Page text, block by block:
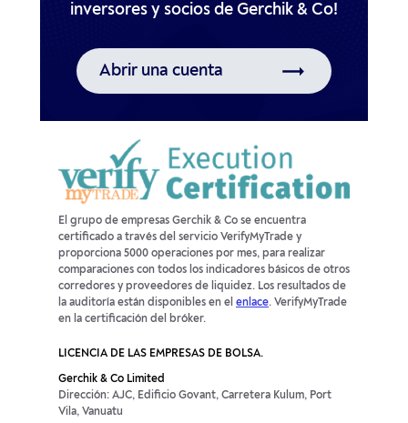
Abrir una cuenta
El grupo de empresas Gerchik & Co se encuentra
certificado a través del servicio VerifyMyTrade y
proporciona 5000 operaciones por mes, para realizar
comparaciones con todos los indicadores básicos de otros
corredores y proveedores de liquidez. Los resultados de
la auditoría están disponibles en el enlace. VerifyMyTrade
en la certificación del bróker.
LICENCIA DE LAS EMPRESAS DE BOLSA.
Gerchik & Co Limited
Dirección: AJC, Edificio Govant, Carretera Kulum, Port
Vila, Vanuatu